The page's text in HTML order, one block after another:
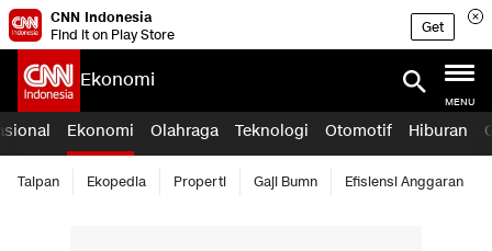
CNN Indonesia
Find it on Play Store
Get
Ekonomi
MENU
Ekonomi Olahraga Teknologi Otomotif Hiburan
Taipan Ekopedia Properti Gaji Bumn Efisiensi Anggaran